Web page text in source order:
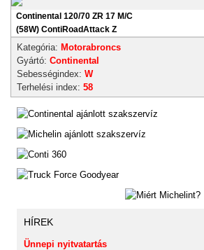
Continental 120/70 ZR 17 M/C
(58W) ContiRoadAttack Z
Kategória: Motorabroncs
Gyártó: Continental
Sebességindex: W
Terhelési index: 58
HÍREK
Ünnepi nyitvatartás